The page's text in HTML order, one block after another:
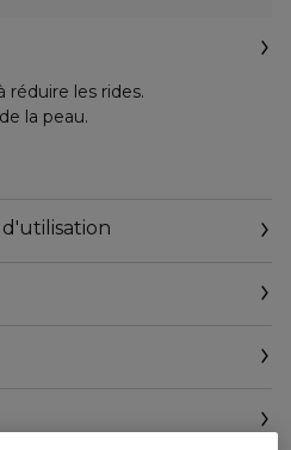
réduire les rides.
la peau.
sur le visage et le cou après
des doigts en effectuant un
vers l'extérieur du